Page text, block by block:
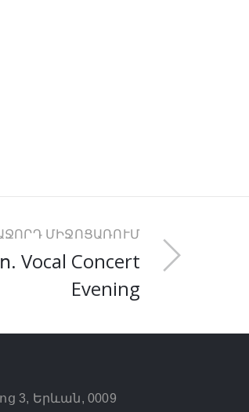
ՄԻՋՈՑԱՌՈՒՄ
Vocal Concert
Evening
3, Երևան, 0009